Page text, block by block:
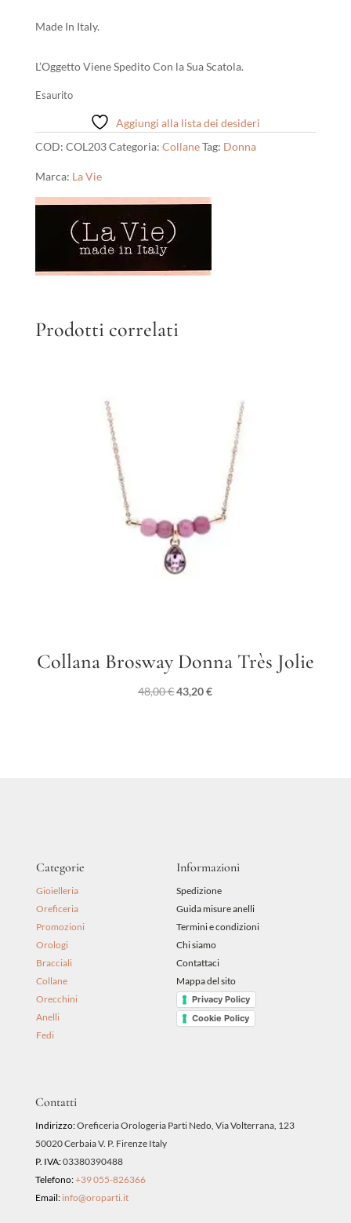
Made In Italy.
L’Oggetto Viene Spedito Con la Sua Scatola.
Esaurito
Aggiungi alla lista dei desideri
COD: COL203Categoria: CollaneTag: Donna
Marca: La Vie
Prodotti correlati
Collana Brosway Donna Très Jolie
48,00€Il
43,20€Il
Categorie
Gioielleria
Oreficeria
Promozioni
Orologi
Bracciali
Collane
Orecchini
Anelli
Fedi
Informazioni
Spedizione
Guida misure anelli
Termini e condizioni
Chi siamo
Contattaci
Mappa del sito
Privacy Policy
Cookie Policy
Contatti
Indirizzo:Oreficeria Orologeria Parti Nedo, Via Volterrana, 123
50020 Cerbaia V. P. Firenze Italy
P. IVA:03380390488
Telefono:+39 055-826366
Email: info@oroparti.it